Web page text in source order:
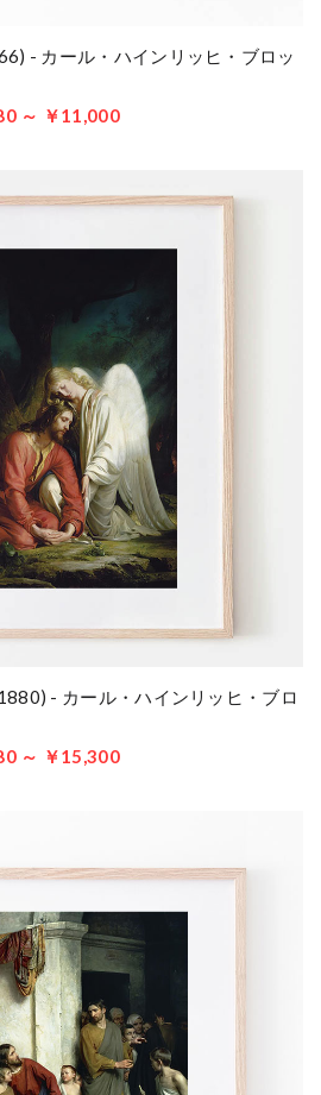
- カール・ハインリッヒ・ブロッ
～ ￥11,000
- カール・ハインリッヒ・ブロ
～ ￥15,300